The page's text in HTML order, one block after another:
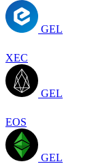
GEL
XEC
GEL
EOS
GEL